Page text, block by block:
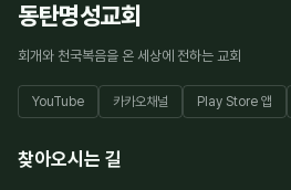
동탄명성교회
회개와 천국복음을 온 세상에 전하는 교회
YouTube 카카오채널 Play Store 앱
찾아오시는 길